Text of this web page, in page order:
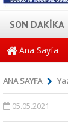
SON DAKİKA
Ana Sayfa
ANA SAYFA
05.05.2021